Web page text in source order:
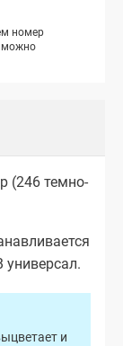
номер
можно
(246 темно-
и